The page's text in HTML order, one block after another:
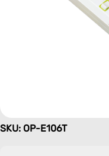
SKU: OP-E106T